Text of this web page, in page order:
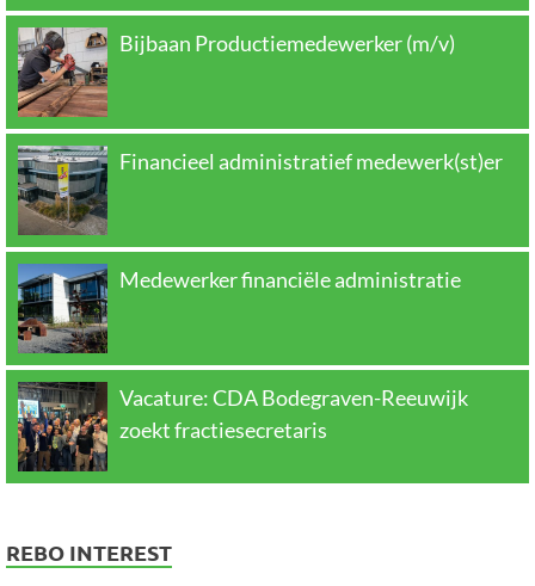
Bijbaan Productiemedewerker (m/v)
Financieel administratief medewerk(st)er
Medewerker financiële administratie
Vacature: CDA Bodegraven-Reeuwijk
zoekt fractiesecretaris
REBO INTEREST